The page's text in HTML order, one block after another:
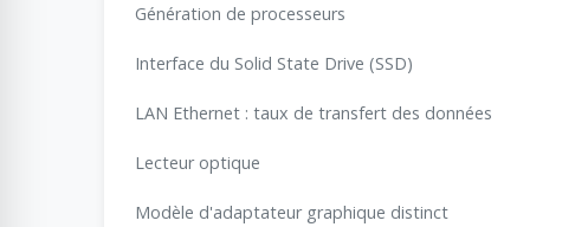
Génération de processeurs
Interface du Solid State Drive (SSD)
LAN Ethernet : taux de transfert des données
Lecteur optique
Modèle d'adaptateur graphique distinct